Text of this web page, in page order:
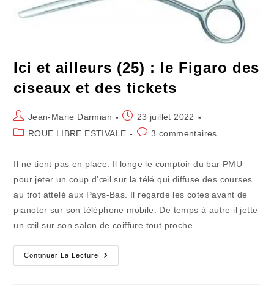
Ici et ailleurs (25) : le Figaro des
ciseaux et des tickets
Auteur/autrice
de
Jean-Marie Darmian
Publication
publiée :
23 juillet 2022
PostROUE LIBRE ESTIVALE
Commentaires
publication :
3 commentaires
Il ne tient pas en place. Il longe le comptoir du bar PMU
pour jeter un coup d’œil sur la télé qui diffuse des courses
au trot attelé aux Pays-Bas. Il regarde les cotes avant de
pianoter sur son téléphone mobile. De temps à autre il jette
un œil sur son salon de coiffure tout proche.
Continuer La Lecture
Ici
Et